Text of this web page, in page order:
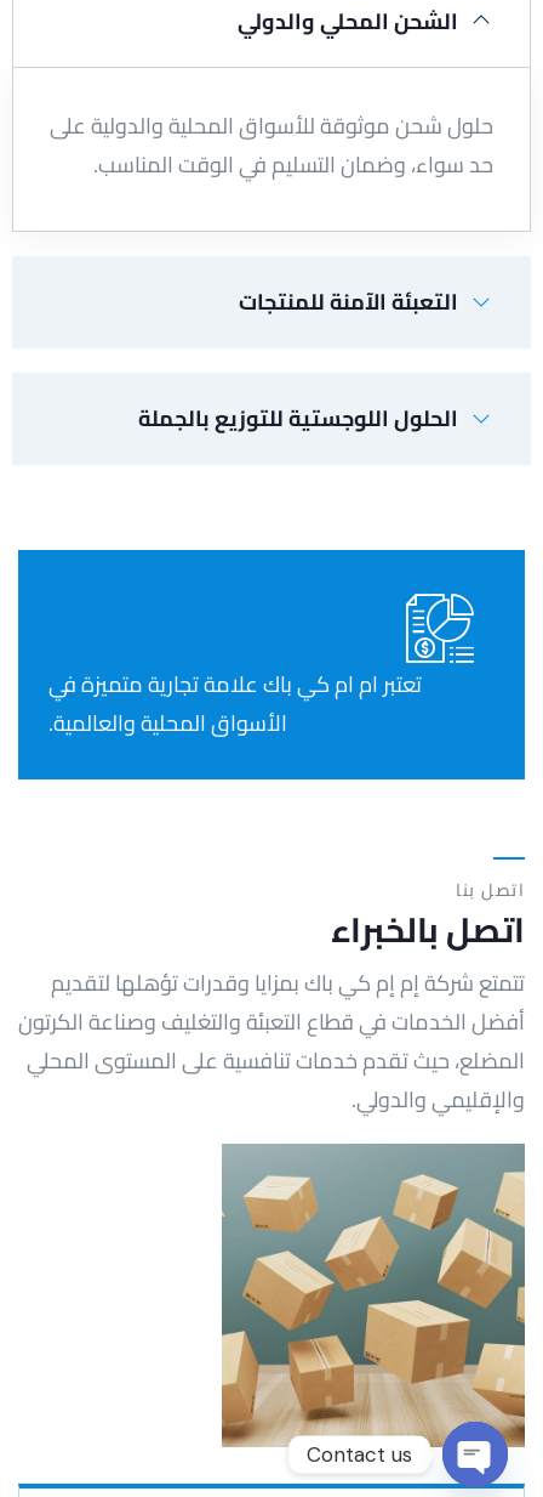
الشحن المحلي والدولي
حلول شحن موثوقة للأسواق المحلية والدولية على
حد سواء، وضمان التسليم في الوقت المناسب.
التعبئة الآمنة للمنتجات
الحلول اللوجستية للتوزيع بالجملة
تعتبر ام ام كي باك علامة تجارية متميزة في
الأسواق المحلية والعالمية.
اتصل بنا
اتصل بالخبراء
تتمتع شركة إم إم كي باك بمزايا وقدرات تؤهلها لتقديم
أفضل الخدمات في قطاع التعبئة والتغليف وصناعة الكرتون
المضلع، حيث تقدم خدمات تنافسية على المستوى المحلي
والإقليمي والدولي.
Contact us